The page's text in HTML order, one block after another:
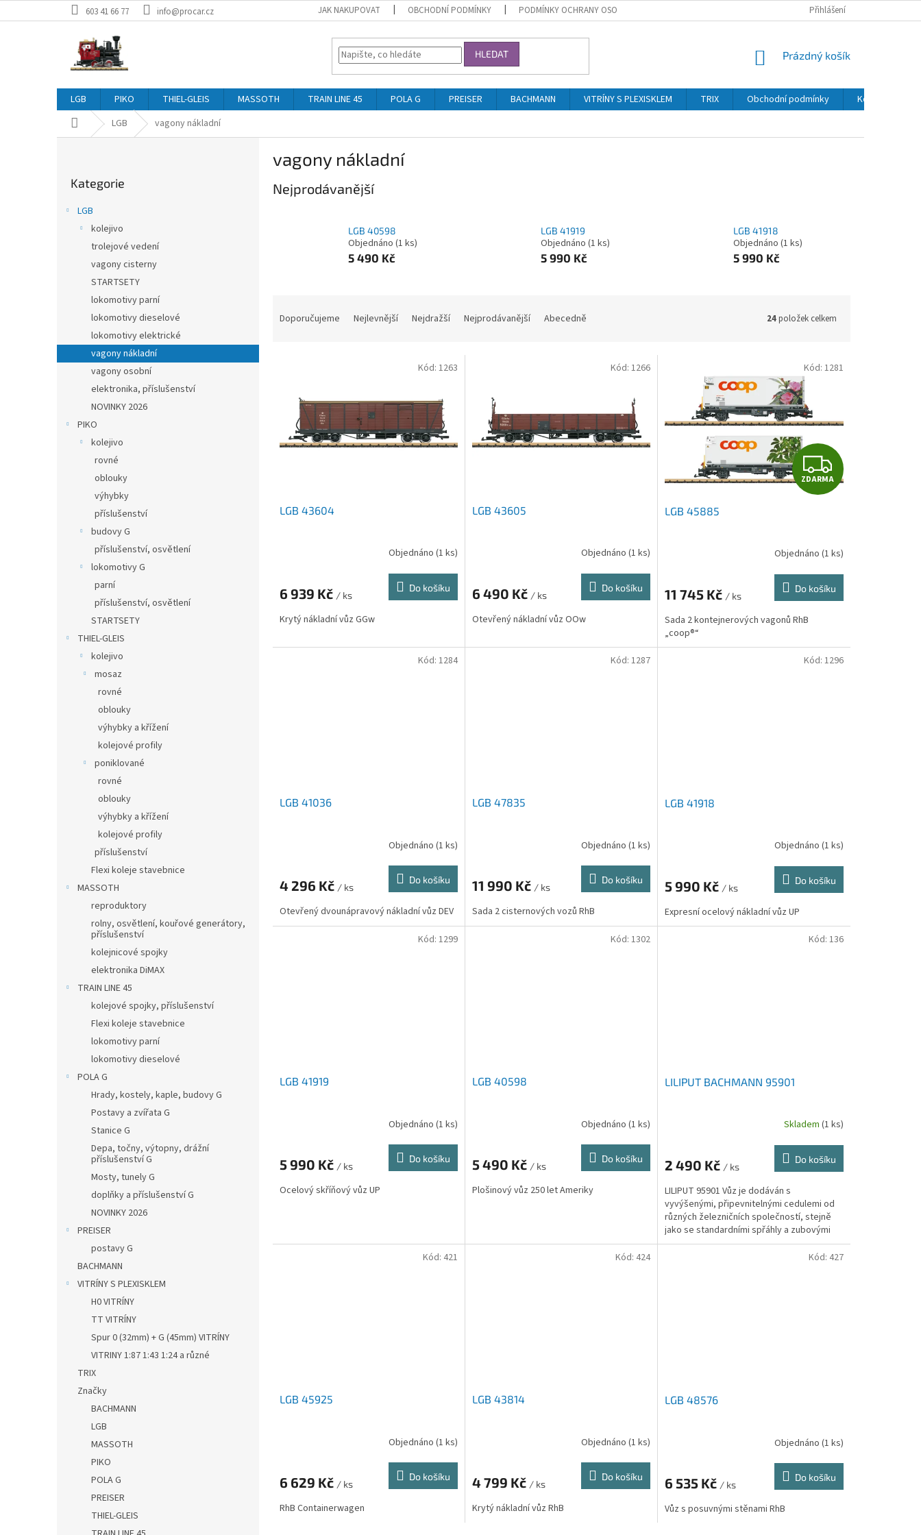
na
603 41 66 77 info@procar.cz JAK NAKUPOVAT OBCHODNÍ PODMÍNKY PODMÍNKY OCHRANY OSOBNÍCH ÚDAJŮ Přihlášení
HLEDAT
NÁKUPNÍ
Prázdný košík
LGB PIKO THIEL-GLEIS MASSOTH TRAIN LINE 45 POLA G PREISER BACHMANN VITRÍNY S PLEXISKLEM TRIX Obchodní podmínky
Kontakty
Domů LGB vagony nákladní
l
kategorie
Kategorie
LGB
kolejivo
trolejové vedení
vagony cisterny
STARTSETY
lokomotivy parní
lokomotivy dieselové
lokomotivy elektrické
vagony nákladní
vagony osobní
elektronika, příslušenství
NOVINKY 2026
PIKO
kolejivo
rovné
oblouky
výhybky
příslušenství
budovy G
příslušenství, osvětlení
lokomotivy G
parní
příslušenství, osvětlení
STARTSETY
THIEL-GLEIS
kolejivo
mosaz
rovné
oblouky
výhybky a křížení
kolejové profily
poniklované
rovné
oblouky
výhybky a křížení
kolejové profily
příslušenství
Flexi koleje stavebnice
MASSOTH
reproduktory
rolny, osvětlení, kouřové generátory,
příslušenství
kolejnicové spojky
elektronika DiMAX
TRAIN LINE 45
kolejové spojky, příslušenství
Flexi koleje stavebnice
lokomotivy parní
lokomotivy dieselové
POLA G
Hrady, kostely, kaple, budovy G
Postavy a zvířata G
Stanice G
Depa, točny, výtopny, drážní
příslušenství G
Mosty, tunely G
doplňky a příslušenství G
NOVINKY 2026
PREISER
postavy G
BACHMANN
VITRÍNY S PLEXISKLEM
H0 VITRÍNY
TT VITRÍNY
Spur 0 (32mm) + G (45mm) VITRÍNY
VITRINY 1:87 1:43 1:24 a různé
TRIX
Značky
BACHMANN
LGB
MASSOTH
PIKO
POLA G
PREISER
THIEL-GLEIS
vagony nákladní
Nejprodávanější
LGB 40598
Objednáno (1 ks)
5 490 Kč
LGB 41919
Objednáno (1 ks)
5 990 Kč
LGB 41918
Objednáno (1 ks)
5 990 Kč
Doporučujeme Nejlevnější Nejdražší Nejprodávanější Abecedně 24položek celkem
LGB 43604
Objednáno (1 ks)
6 939 Kč / ks
Do košíku
Krytý nákladní vůz GGw
Kód: 1263
LGB 43605
Objednáno (1 ks)
6 490 Kč / ks
Do košíku
Otevřený nákladní vůz OOw
Kód: 1266
Z
D
R
M
A
ZDARMA
LGB 45885
Objednáno (1 ks)
11 745 Kč / ks
Do košíku
Sada 2 kontejnerových vagonů RhB
„coop®“
Kód: 1281
LGB 41036
Objednáno (1 ks)
4 296 Kč / ks
Do košíku
Otevřený dvounápravový nákladní vůz DEV
Kód: 1284
LGB 47835
Objednáno (1 ks)
11 990 Kč / ks
Do košíku
Sada 2 cisternových vozů RhB
Kód: 1287
LGB 41918
Objednáno (1 ks)
5 990 Kč / ks
Do košíku
Expresní ocelový nákladní vůz UP
Kód: 1296
LGB 41919
Objednáno (1 ks)
5 990 Kč / ks
Do košíku
Ocelový skříňový vůz UP
Kód: 1299
LGB 40598
Objednáno (1 ks)
5 490 Kč / ks
Do košíku
Plošinový vůz 250 let Ameriky
Kód: 1302
LILIPUT BACHMANN 95901
Skladem (1 ks)
2 490 Kč / ks
Do košíku
LILIPUT 95901 Vůz je dodáván s
vyvýšenými, připevnitelnými cedulemi od
různých železničních společností, stejně
jako se standardními spřáhly a zubovými
spojkami.Délka cca...
Kód: 136
LGB 45925
Objednáno (1 ks)
6 629 Kč / ks
Do košíku
RhB Containerwagen
Kód: 421
LGB 43814
Objednáno (1 ks)
4 799 Kč / ks
Do košíku
Krytý nákladní vůz RhB
Kód: 424
LGB 48576
Objednáno (1 ks)
6 535 Kč / ks
Do košíku
Vůz s posuvnými stěnami RhB
Kód: 427